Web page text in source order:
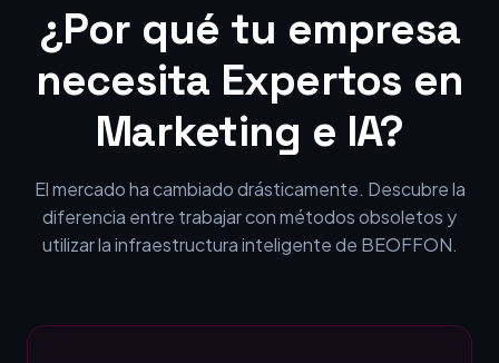
¿Por qué tu empresa
necesita Expertos en
Marketing e IA?
El mercado ha cambiado drásticamente. Descubre la
diferencia entre trabajar con métodos obsoletos y
utilizar la infraestructura inteligente de BEOFFON.